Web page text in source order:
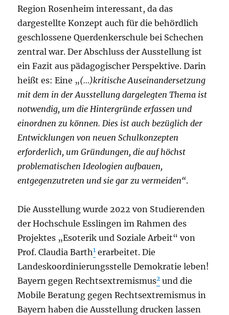
Region Rosenheim interessant, da das
dargestellte Konzept auch für die behördlich
geschlossene Querdenkerschule bei Schechen
zentral war. Der Abschluss der Ausstellung ist
ein Fazit aus pädagogischer Perspektive. Darin
heißt es: Eine „(…)kritische Auseinandersetzung
mit dem in der Ausstellung dargelegten Thema ist
notwendig, um die Hintergründe erfassen und
einordnen zu können. Dies ist auch bezüglich der
Entwicklungen von neuen Schulkonzepten
erforderlich, um Gründungen, die auf höchst
problematischen Ideologien aufbauen,
entgegenzutreten und sie gar zu vermeiden“.
Die Ausstellung wurde 2022 von Studierenden
der Hochschule Esslingen im Rahmen des
Projektes „Esoterik und Soziale Arbeit“ von
Prof. Claudia Barth1 erarbeitet. Die
Landeskoordinierungsstelle Demokratie leben!
Bayern gegen Rechtsextremismus2 und die
Mobile Beratung gegen Rechtsextremismus in
Bayern haben die Ausstellung drucken lassen